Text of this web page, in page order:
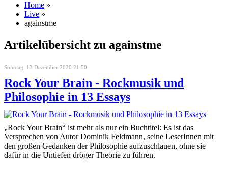
Home »
Live »
againstme
Artikelübersicht zu againstme
Sonntag, 13 Dezember 2020 21:50
Rock Your Brain - Rockmusik und
Philosophie in 13 Essays
„Rock Your Brain“ ist mehr als nur ein Buchtitel: Es ist das
Versprechen von Autor Dominik Feldmann, seine LeserInnen mit
den großen Gedanken der Philosophie aufzuschlauen, ohne sie
dafür in die Untiefen dröger Theorie zu führen.